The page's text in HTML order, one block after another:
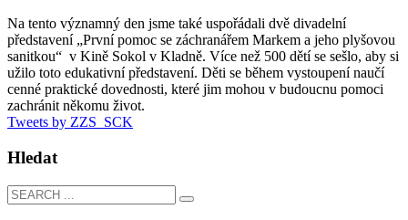
Na tento významný den jsme také uspořádali dvě divadelní
představení „První pomoc se záchranářem Markem a jeho plyšovou
sanitkou“ v Kině Sokol v Kladně. Více než 500 dětí se sešlo, aby si
užilo toto edukativní představení. Děti se během vystoupení naučí
cenné praktické dovednosti, které jim mohou v budoucnu pomoci
zachránit někomu život.
Tweets by ZZS_SCK
Hledat